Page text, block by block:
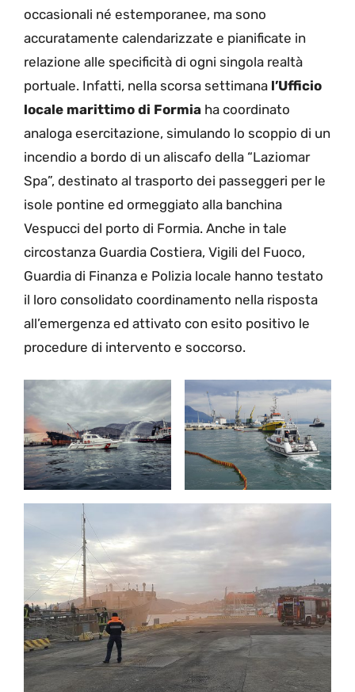
occasionali né estemporanee, ma sono
accuratamente calendarizzate e pianificate in
relazione alle specificità di ogni singola realtà
portuale. Infatti, nella scorsa settimana l’Ufficio
locale marittimo di Formia ha coordinato
analoga esercitazione, simulando lo scoppio di un
incendio a bordo di un aliscafo della “Laziomar
Spa”, destinato al trasporto dei passeggeri per le
isole pontine ed ormeggiato alla banchina
Vespucci del porto di Formia. Anche in tale
circostanza Guardia Costiera, Vigili del Fuoco,
Guardia di Finanza e Polizia locale hanno testato
il loro consolidato coordinamento nella risposta
all’emergenza ed attivato con esito positivo le
procedure di intervento e soccorso.